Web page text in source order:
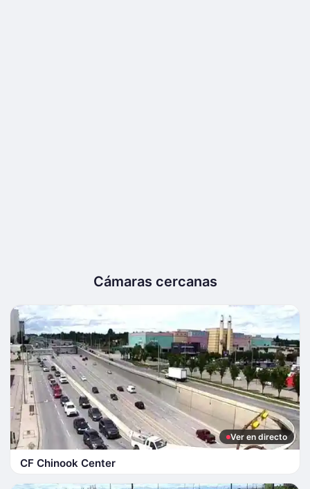
Cámaras cercanas
Ver en directo
CF Chinook Center